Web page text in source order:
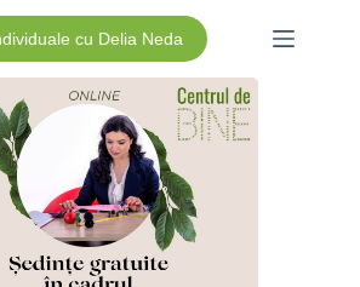
cu Delia Neda